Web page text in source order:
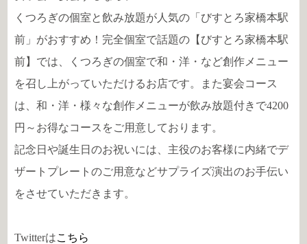
くつろぎの個室と飲み放題が人気の「びすとろ家橋本駅
前」がおすすめ！完全個室で話題の【びすとろ家橋本駅
前】では、くつろぎの個室で和・洋・など創作メニュー
を召し上がっていただけるお店です。また宴会コース
は、和・洋・様々な創作メニューが飲み放題付きで4200
円～お得なコースをご用意しております。
記念日や誕生日のお祝いには、主役のお客様に内緒でデ
ザートプレートのご用意などサプライズ演出のお手伝い
をさせていただきます。
Twitterはこちら